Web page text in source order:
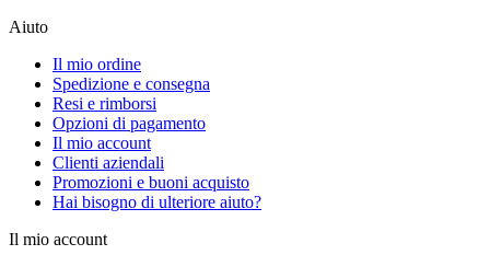
Aiuto
Il mio ordine
Spedizione e consegna
Resi e rimborsi
Opzioni di pagamento
Il mio account
Clienti aziendali
Promozioni e buoni acquisto
Hai bisogno di ulteriore aiuto?
Il mio account